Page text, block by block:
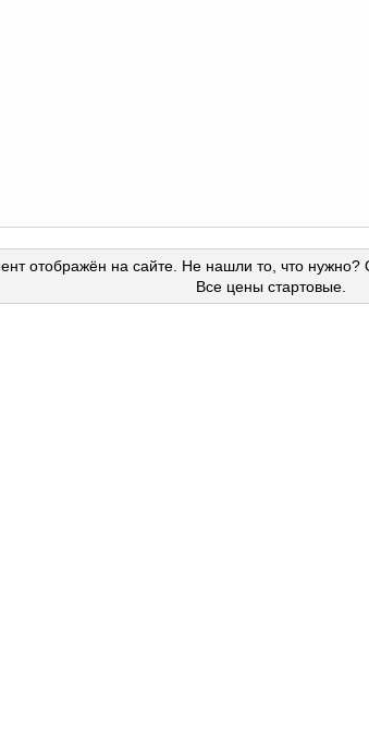
отображён на сайте. Не нашли то, что нужно?
Все цены стартовые.